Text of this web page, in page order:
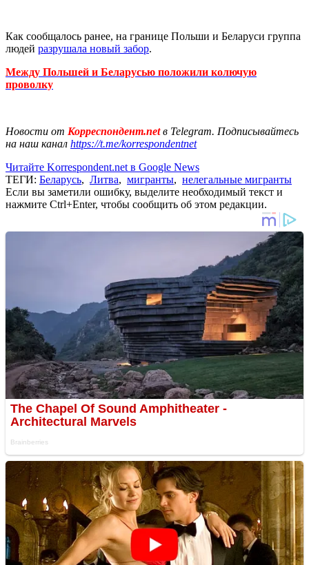
Как сообщалось ранее, на границе Польши и Беларуси группа
людей разрушала новый забор.
Между Польшей и Беларусью положили колючую
проволку
Новости от Корреспондент.netв Telegram. Подписывайтесь
на наш канал https://t.me/korrespondentnet
Читайте Korrespondent.net в Google News
ТЕГИ: Беларусь, Литва, мигранты, нелегальные мигранты
Если вы заметили ошибку, выделите необходимый текст и
нажмите Ctrl+Enter, чтобы сообщить об этом редакции.